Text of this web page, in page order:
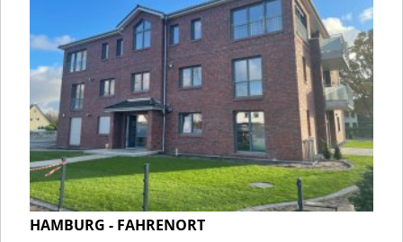
HAMBURG - FAHRENORT